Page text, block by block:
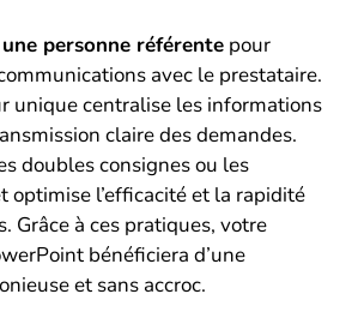
personne référente pour
avec le prestataire.
unique centralise les informations
claire des demandes.
doubles consignes ou les
optimise l’efficacité et la rapidité
Grâce à ces pratiques, votre
bénéficiera d’une
et sans accroc.